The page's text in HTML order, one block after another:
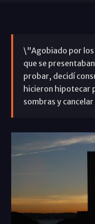
\"Agobiado por
que se
probar, decidí
hicieron hipotecar
sombras y